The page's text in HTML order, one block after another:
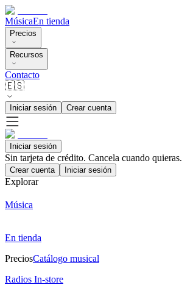
MúsicaEn tienda
Precios
Recursos
Contacto
🇪🇸
Iniciar sesión Crear cuenta
Iniciar sesión
Sin tarjeta de crédito. Cancela cuando quieras.
Crear cuenta Iniciar sesión
Explorar
Música
En tienda
PreciosCatálogo musical
Radios In-store